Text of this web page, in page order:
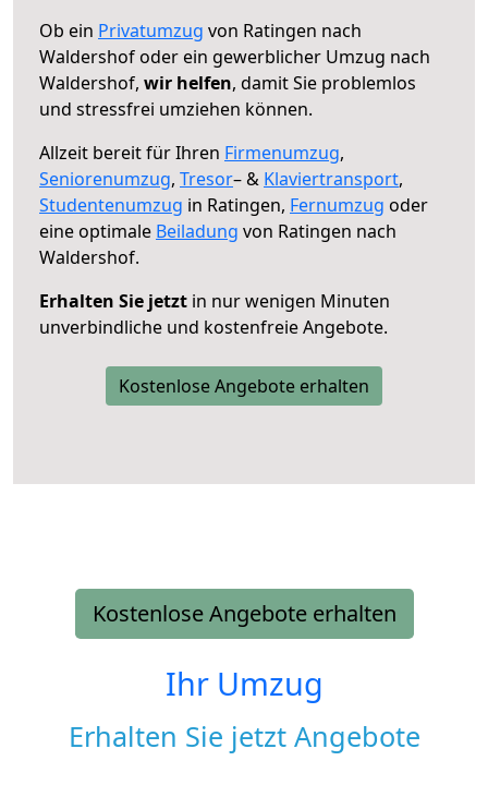
Ob ein Privatumzug von Ratingen nach
Waldershof oder ein gewerblicher Umzug nach
Waldershof, wir helfen, damit Sie problemlos
und stressfrei umziehen können.
Allzeit bereit für Ihren Firmenumzug,
Seniorenumzug, Tresor– & Klaviertransport,
Studentenumzug in Ratingen, Fernumzug oder
eine optimale Beiladung von Ratingen nach
Waldershof.
Erhalten Sie jetzt in nur wenigen Minuten
unverbindliche und kostenfreie Angebote.
Kostenlose Angebote erhalten
Kostenlose Angebote erhalten
Ihr Umzug
Erhalten Sie jetzt Angebote